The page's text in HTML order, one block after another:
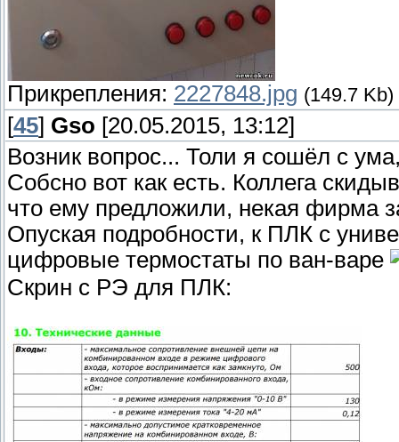
Прикрепления: 2227848.jpg (149.7 Kb)
[45] Gso [20.05.2015, 13:12]
Возник вопрос... Толи я сошёл с
Собсно вот как есть. Коллега
что ему предложили, некая фирма
Опуская подробности, к ПЛК с
цифровые термостаты по ван-варе
Скрин с РЭ для ПЛК: